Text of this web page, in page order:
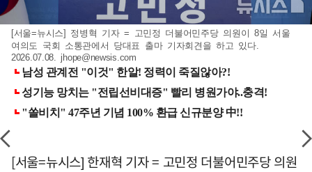
[서울=뉴시스] 정병혁 기자 = 고민정 더불어민주당 의원이 8일 서울
여의도 국회 소통관에서 당대표 출마 기자회견을 하고 있다.
2026.07.08. jhope@newsis.com
[서울=뉴시스] 한재혁 기자 = 고민정 더불어민주당 의원